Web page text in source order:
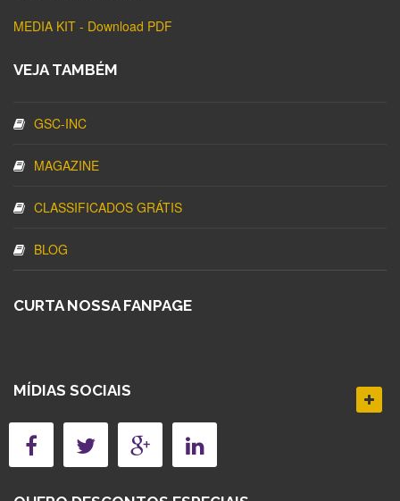
MEDIA KIT - Download PDF
VEJA TAMBÉM
GSC-INC
MAGAZINE
CLASSIFICADOS GRÁTIS
BLOG
CURTA NOSSA FANPAGE
MÍDIAS SOCIAIS